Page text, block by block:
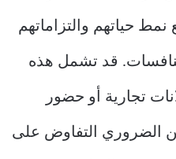
نمط حياتهم والتزاماتهم
قد تشمل هذه
تجارية أو حضور
الضروري التفاوض على